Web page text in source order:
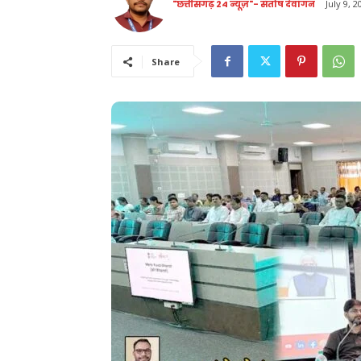
"छत्तीसगढ़ 24 न्यूज़"- संतोष देवांगन July 9,
Share